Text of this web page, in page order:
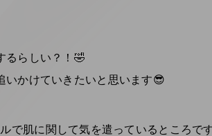
るらしい？！🤣
いかけていきたいと思います😎
で肌に関して気を遣っているところで